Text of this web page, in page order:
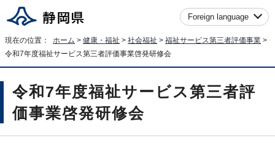
Foreign language
現在の位置： ホーム > 健康・福祉 > 社会福祉 > 福祉サービス第三者評価事業 >
令和7年度福祉サービス第三者評価事業啓発研修会
令和7年度福祉サービス第三者評
価事業啓発研修会